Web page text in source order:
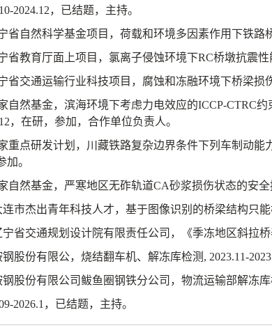
2024.12，已结题，主持。
省自然科学基金项目，荷载和环境多因素作用下铁路
省教育厅面上项目，氯离子侵蚀环境下RC桥墩抗震性
省交通运输行业科技项目，腐蚀和冻融环境下桥梁损
自然基金，滨海环境下考虑力电效应的ICCP-CTRC约
，在研，参加，合作单位负责人。
重点研发计划， 川藏铁路复杂边界条件下列车制动能
加。
自然基金，严寒地区无砟轨道CA砂浆损伤状态的安全
连市杰出青年科技人才，基于图像识别的桥梁结构只能
宁省交通规划设计院有限责任公司，《季冻地区斜拉桥
钢股份有限公，烧结翻车机、解冻库检测 , 2023.11-
钢股份有限公司鲅鱼圈钢铁分公司，物流运输部解冻库
2026.1 ，已结题，主持。